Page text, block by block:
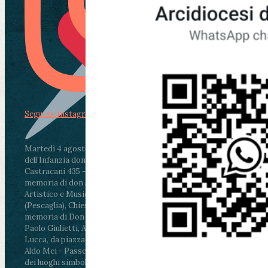
Martedì 4 agosto2026
ore 11:30 - Lucca, Scuola
dell’Infanzia don Aldo Mei - Viale Castruccio
Castracani 435 - Inaugurazione murales in
memoria di don Aldo Mei curato dal Liceo
Artistico e Musicale “Passaglia”
ore 18 - Fiano
(Pescaglia), Chiesa parrocchiale - Messa in
memoria di Don Aldo Mei celebrata da mons.
Paolo Giulietti, Arcivescovo di Lucca
ore 20.30 -
Lucca, da piazza San Michele al Cippo di don
Aldo Mei - Passeggiata della Memoria in alcuni
dei luoghi simbolo della città. Ritrovo alle ore
Segui su Instagram